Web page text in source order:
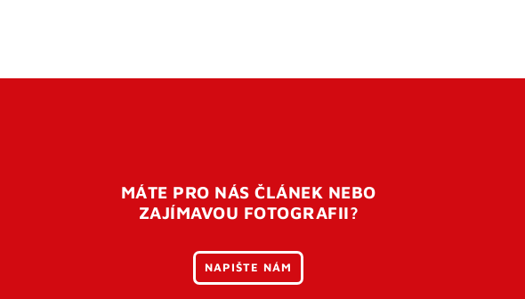
MÁTE PRO NÁS ČLÁNEK NEBO
ZAJÍMAVOU FOTOGRAFII?
NAPIŠTE NÁM